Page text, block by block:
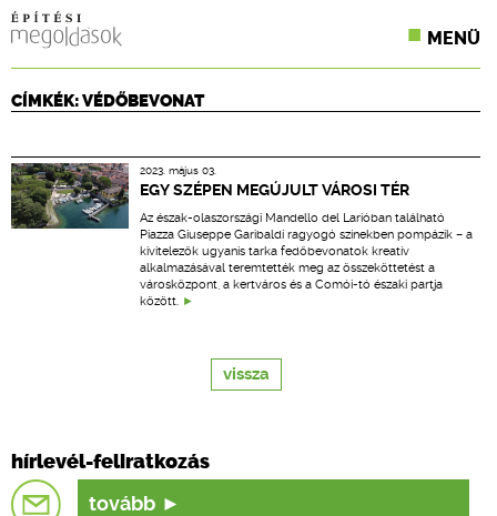
MENÜ
CPR TERMÉKKIÍRÁS
ÉPÍTÉSI JOG
ONLINE KÉPZÉSEK
CÍMKÉK: VÉDŐBEVONAT
2023. május 03.
EGY SZÉPEN MEGÚJULT VÁROSI TÉR
Az észak-olaszországi Mandello del Larióban található
Piazza Giuseppe Garibaldi ragyogó színekben pompázik – a
kivitelezők ugyanis tarka fedőbevonatok kreatív
alkalmazásával teremtették meg az összeköttetést a
városközpont, a kertváros és a Comói-tó északi partja
között.
vissza
hírlevél-feliratkozás
tovább